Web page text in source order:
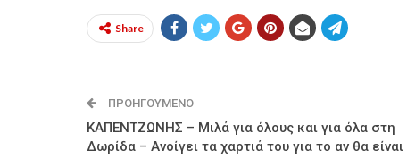
Share
ΠΡΟΗΓΟΎΜΕΝΟ
ΚΑΠΕΝΤΖΩΝΗΣ – Μιλά για όλους και για όλα στη
Δωρίδα – Ανοίγει τα χαρτιά του για το αν θα είναι